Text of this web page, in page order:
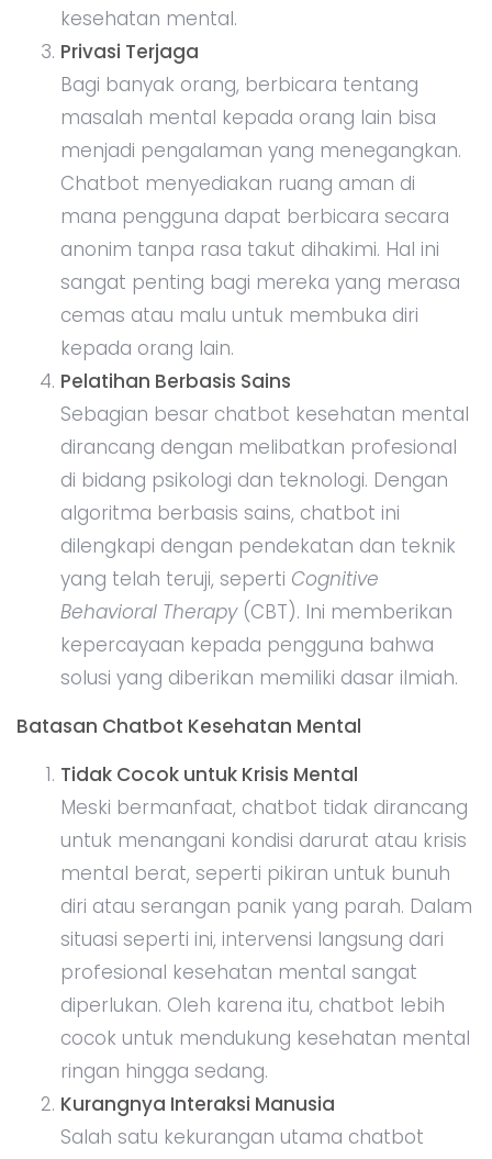
kesehatan mental.
Privasi Terjaga
Bagi banyak orang, berbicara tentang
masalah mental kepada orang lain bisa
menjadi pengalaman yang menegangkan.
Chatbot menyediakan ruang aman di
mana pengguna dapat berbicara secara
anonim tanpa rasa takut dihakimi. Hal ini
sangat penting bagi mereka yang merasa
cemas atau malu untuk membuka diri
kepada orang lain.
Pelatihan Berbasis Sains
Sebagian besar chatbot kesehatan mental
dirancang dengan melibatkan profesional
di bidang psikologi dan teknologi. Dengan
algoritma berbasis sains, chatbot ini
dilengkapi dengan pendekatan dan teknik
yang telah teruji, seperti Cognitive
Behavioral Therapy(CBT). Ini memberikan
kepercayaan kepada pengguna bahwa
solusi yang diberikan memiliki dasar ilmiah.
Batasan Chatbot Kesehatan Mental
Tidak Cocok untuk Krisis Mental
Meski bermanfaat, chatbot tidak dirancang
untuk menangani kondisi darurat atau krisis
mental berat, seperti pikiran untuk bunuh
diri atau serangan panik yang parah. Dalam
situasi seperti ini, intervensi langsung dari
profesional kesehatan mental sangat
diperlukan. Oleh karena itu, chatbot lebih
cocok untuk mendukung kesehatan mental
ringan hingga sedang.
Kurangnya Interaksi Manusia
Salah satu kekurangan utama chatbot